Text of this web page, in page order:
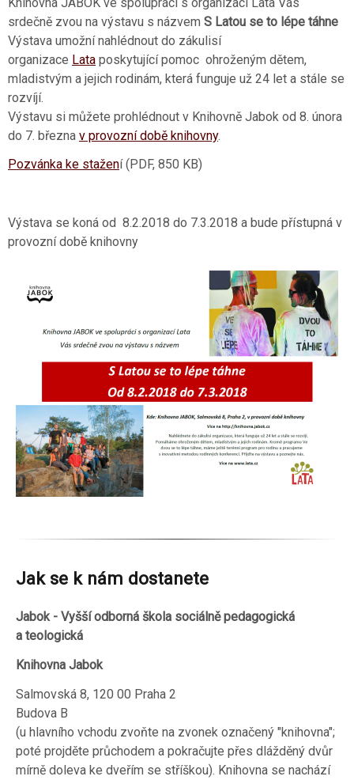
srdečně zvou na výstavu s názvem S Latou se to lépe táhne
Výstava umožní nahlédnout do zákulisí
organizace Lata poskytující pomoc ohroženým dětem,
mladistvým a jejich rodinám, která funguje už 24 let a stále se
rozvíjí.
Výstavu si můžete prohlédnout v Knihovně Jabok od 8. února
do 7. března v provozní době knihovny.
Pozvánka ke stažení (PDF, 850 KB)
Výstava se koná od 8.2.2018 do 7.3.2018 a bude přístupná v
provozní době knihovny
Jak se k nám dostanete
Jabok - Vyšší odborná škola sociálně pedagogická
a teologická
Knihovna Jabok
Salmovská 8, 120 00 Praha 2
Budova B
(u hlavního vchodu zvoňte na zvonek označený "knihovna";
poté projděte průchodem a pokračujte přes dlážděný dvůr
mírně doleva ke dveřím se stříškou). Knihovna se nachází